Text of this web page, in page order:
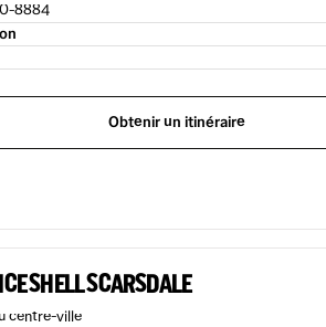
8884
Obtenir un itinéraire
SHELL SCARSDALE
centre-ville